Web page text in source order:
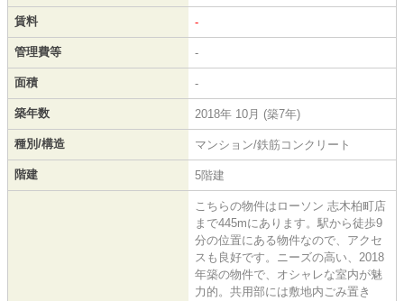
賃料 -
管理費等 -
面積 -
築年数 2018年 10月 (築7年)
種別/構造 マンション/鉄筋コンクリート
階建 5階建
こちらの物件はローソン 志木柏町店
まで445mにあります。駅から徒歩9
分の位置にある物件なので、アクセ
スも良好です。ニーズの高い、2018
年築の物件で、オシャレな室内が魅
力的。共用部には敷地内ごみ置き